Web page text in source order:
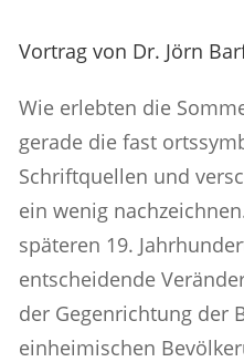
Vortrag von Dr. Jörn
Wie erlebten die
gerade die fast
Schriftquellen und
ein wenig
späteren 19.
entscheidende
der Gegenrichtung der
einheimischen